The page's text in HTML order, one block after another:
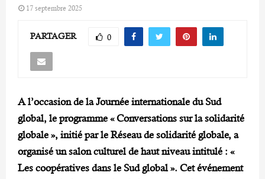
17 septembre 2025
PARTAGER 0
A l’occasion de la Journée internationale du Sud
global, le programme « Conversations sur la solidarité
globale », initié par le Réseau de solidarité globale, a
organisé un salon culturel de haut niveau intitulé : «
Les coopératives dans le Sud global ». Cet événement